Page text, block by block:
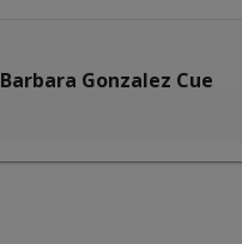
Barbara Gonzalez Cue